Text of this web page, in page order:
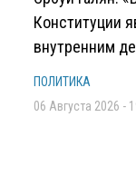
Конституции
внутренним
ПОЛИТИКА
06 Августа 2026 -